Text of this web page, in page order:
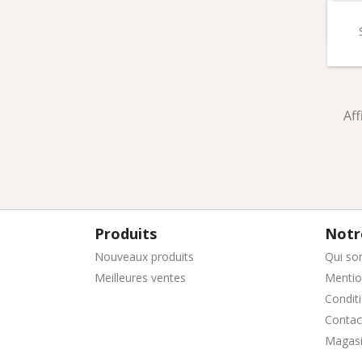
Produits
Nouveaux produits
Meilleures ventes
Qui